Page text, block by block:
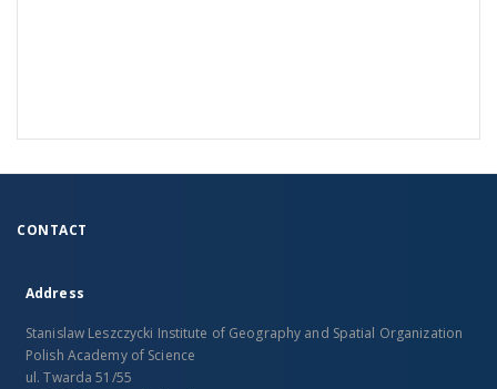
CONTACT
Address
Stanislaw Leszczycki Institute of Geography and Spatial Organization
Polish Academy of Science
ul. Twarda 51/55